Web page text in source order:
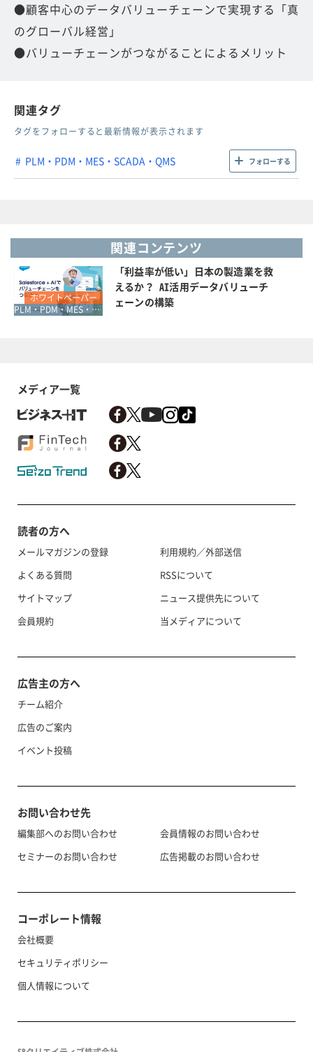
●顧客中心のデータバリューチェーンで実現する「真
のグローバル経営」
●バリューチェーンがつながることによるメリット
関連タグ
タグをフォローすると最新情報が表示されます
PLM・PDM・MES・SCADA・QMS フォローする
関連コンテンツ
ホワイトペーパー
PLM・PDM・MES・SCADA・QMS
「利益率が低い」日本の製造業を救
えるか？ AI活用データバリューチ
ェーンの構築
メディア一覧
読者の方へ
メールマガジンの登録
よくある質問
サイトマップ
会員規約
利用規約／外部送信
RSSについて
ニュース提供先について
当メディアについて
広告主の方へ
チーム紹介
広告のご案内
イベント投稿
お問い合わせ先
編集部へのお問い合わせ
セミナーのお問い合わせ
会員情報のお問い合わせ
広告掲載のお問い合わせ
コーポレート情報
会社概要
セキュリティポリシー
個人情報について